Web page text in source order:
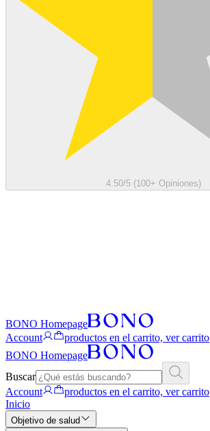
4.50/5 (100+ Opiniones)
BONO Homepage
Account
productos en el carrito, ver carrito
BONO Homepage
Buscar
Account
productos en el carrito, ver carrito
Inicio
Objetivo de salud